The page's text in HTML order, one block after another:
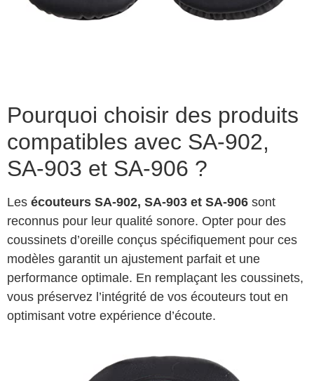
Pourquoi choisir des produits
compatibles avec SA-902,
SA-903 et SA-906 ?
Les écouteurs SA-902, SA-903 et SA-906 sont
reconnus pour leur qualité sonore. Opter pour des
coussinets d’oreille conçus spécifiquement pour ces
modèles garantit un ajustement parfait et une
performance optimale. En remplaçant les coussinets,
vous préservez l’intégrité de vos écouteurs tout en
optimisant votre expérience d’écoute.